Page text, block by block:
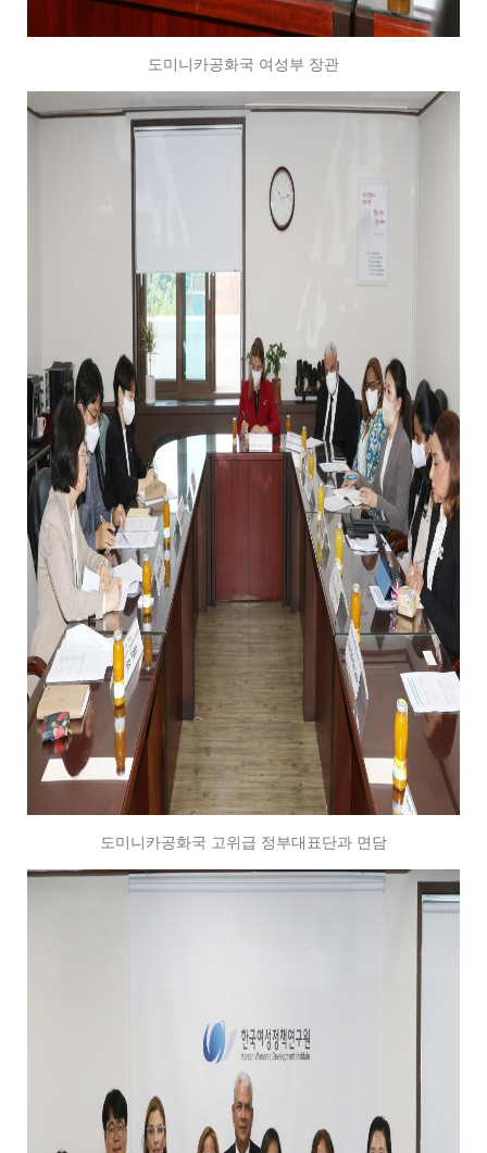
도미니카공화국 여성부 장관
도미니카공화국 고위급 정부대표단과 면담